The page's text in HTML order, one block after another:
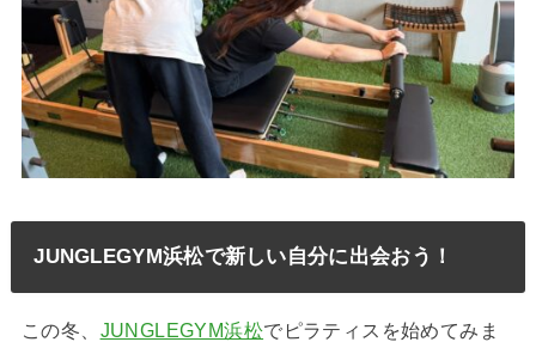
JUNGLEGYM浜松で新しい自分に出会おう！
この冬、 JUNGLEGYM浜松でピラティスを始めてみま